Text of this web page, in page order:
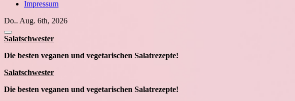
Impressum
Zum
Inhalt
springen
Do.. Aug. 6th, 2026
Salatschwester
Die besten veganen und vegetarischen Salatrezepte!
Salatschwester
Die besten veganen und vegetarischen Salatrezepte!